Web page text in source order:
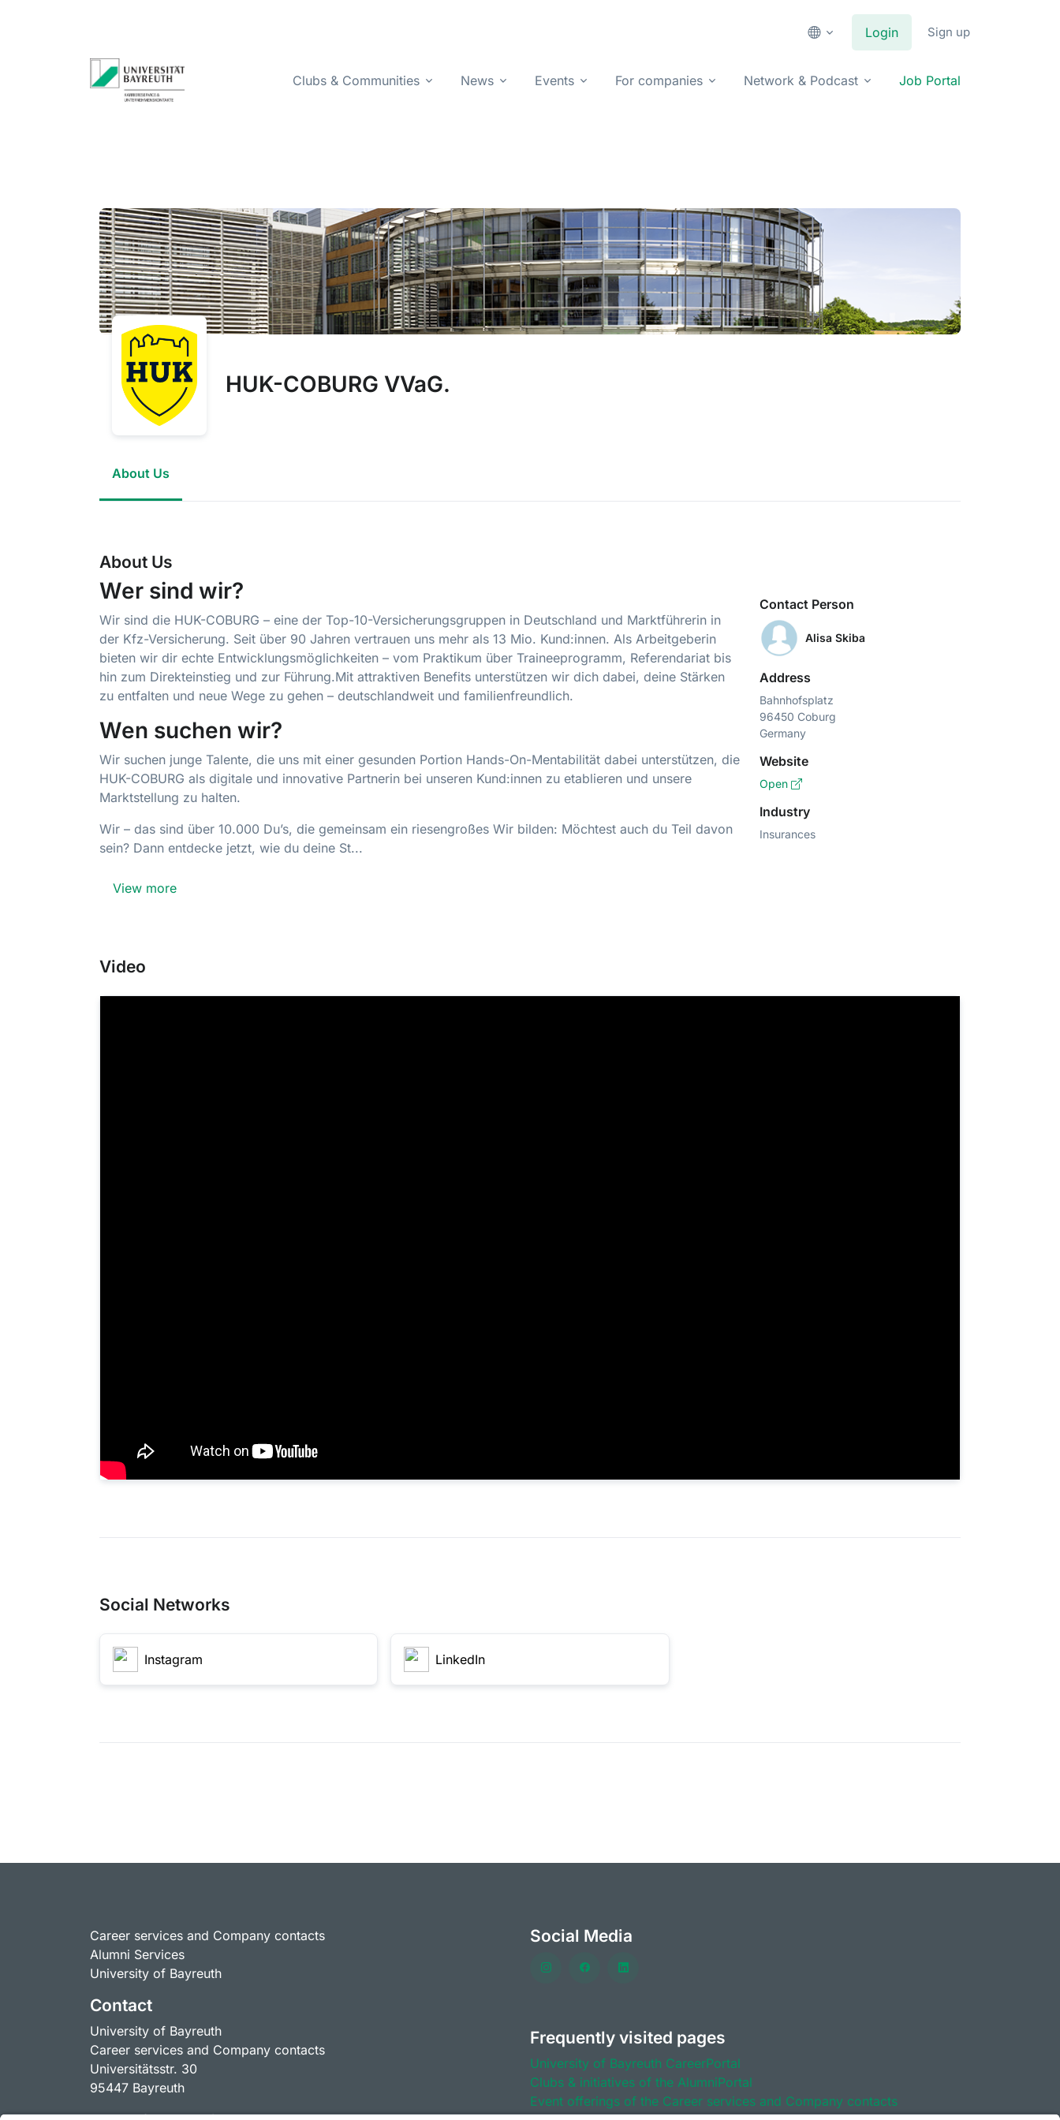
Login Sign up
Clubs & Communities News Events For companies Network & Podcast Job Portal
HUK-COBURG VVaG.
About Us
About Us
Contact Person
Alisa Skiba
Address
Bahnhofsplatz
96450 Coburg
Germany
Website
Open
Industry
Insurances
Wer sind wir?
Wir sind die HUK-COBURG – eine der Top-10-Versicherungsgruppen in Deutschland und Marktführerin in
der Kfz-Versicherung. Seit über 90 Jahren vertrauen uns mehr als 13 Mio. Kund:innen. Als Arbeitgeberin
bieten wir dir echte Entwicklungsmöglichkeiten – vom Praktikum über Traineeprogramm, Referendariat bis
hin zum Direkteinstieg und zur Führung.Mit attraktiven Benefits unterstützen wir dich dabei, deine Stärken
zu entfalten und neue Wege zu gehen – deutschlandweit und familienfreundlich.
Wen suchen wir?
Wir suchen junge Talente, die uns mit einer gesunden Portion Hands-On-Mentabilität dabei unterstützen, die
HUK-COBURG als digitale und innovative Partnerin bei unseren Kund:innen zu etablieren und unsere
Marktstellung zu halten.
Wir – das sind über 10.000 Du’s, die gemeinsam ein riesengroßes Wir bilden: Möchtest auch du Teil davon
sein? Dann entdecke jetzt, wie du deine St...
View more
Video
Social Networks
Instagram LinkedIn
Career services and Company contacts
Alumni Services
University of Bayreuth
Contact
University of Bayreuth
Career services and Company contacts
Universitätsstr. 30
95447 Bayreuth
Social Media
Frequently visited pages
University of Bayreuth CareerPortal
Clubs & initiatives of the AlumniPortal
Event offerings of the Career services and Company contacts